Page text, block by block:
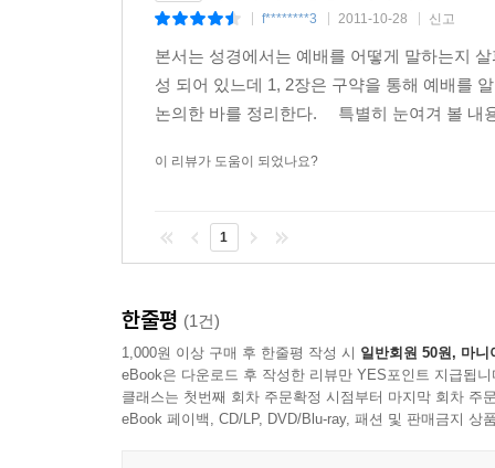
f********3 2011-10-28 신고
본서는 성경에서는 예배를 어떻게 말하는지
성 되어 있느데 1, 2장은 구약을 통해 예배를
논의한 바를 정리한다. 특별히 눈여겨 볼 내
이 리뷰가 도움이 되었나요?
1
한줄평 (1건)
1,000원 이상 구매 후 한줄평 작성 시 일반회원 50원, 마니
eBook은 다운로드 후 작성한 리뷰만 YES포인트 지급됩니
클래스는 첫번째 회차 주문확정 시점부터 마지막 회차 주
eBook 페이백, CD/LP, DVD/Blu-ray, 패션 및 판매금지 상